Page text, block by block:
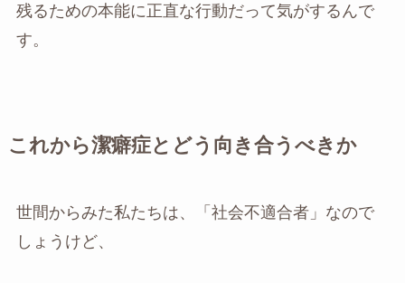
残るための本能に正直な行動だって気がするんで
す。
これから潔癖症とどう向き合うべきか
世間からみた私たちは、「社会不適合者」なので
しょうけど、